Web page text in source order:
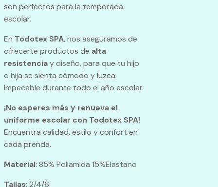
son perfectos para la temporada
escolar.
En Todotex SPA, nos aseguramos de
ofrecerte productos de alta
resistenciay diseño, para que tu hijo
o hija se sienta cómodo y luzca
impecable durante todo el año escolar.
¡No esperes más y renueva el
uniforme escolar con Todotex SPA!
Encuentra calidad, estilo y confort en
cada prenda.
Material: 85% Poliamida 15%Elastano
Tallas: 2/4/6